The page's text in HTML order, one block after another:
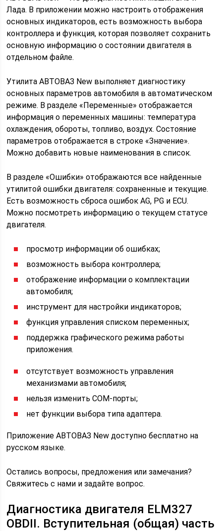
Лада. В приложении можно настроить отображения
основных индикаторов, есть возможность выбора
контроллера и функция, которая позволяет сохранить
основную информацию о состоянии двигателя в
отдельном файле.
Утилита АВТОВАЗ New выполняет диагностику
основных параметров автомобиля в автоматическом
режиме. В разделе «Переменные» отображается
информация о переменных машины: температура
охлаждения, обороты, топливо, воздух. Состояние
параметров отображается в строке «Значение».
Можно добавить новые наименования в список.
В разделе «Ошибки» отображаются все найденные
утилитой ошибки двигателя: сохраненные и текущие.
Есть возможность сброса ошибок AG, PG и ECU.
Можно посмотреть информацию о текущем статусе
двигателя.
просмотр информации об ошибках;
возможность выбора контроллера;
отображение информации о комплектации
автомобиля;
инструмент для настройки индикаторов;
функция управления списком переменных;
поддержка графического режима работы
приложения.
отсутствует возможность управления
механизмами автомобиля;
нельзя изменить COM-порты;
нет функции выбора типа адаптера.
Приложение АВТОВАЗ New доступно бесплатно на
русском языке.
Остались вопросы, предложения или замечания?
Свяжитесь с нами и задайте вопрос.
Диагностика двигателя ELM327
OBDII. Вступительная (общая) часть